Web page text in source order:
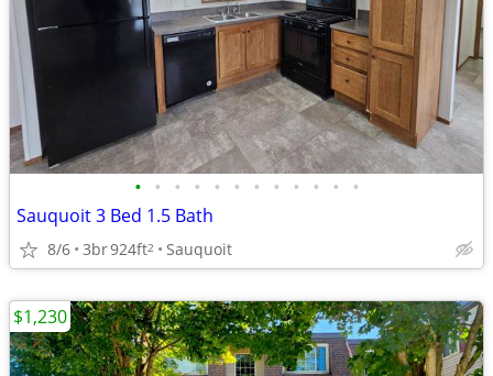
• • • • • • • • • • • •
Sauquoit 3 Bed 1.5 Bath
8/6 3br924ft2 Sauquoit
$1,230